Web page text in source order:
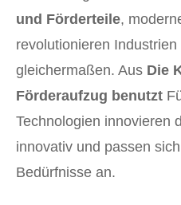
und Förderteile,
revolutionieren
gleichermaßen. Aus Die
Förderaufzug benutzt
Technologien innovieren
innovativ und passen
Bedürfnisse an.